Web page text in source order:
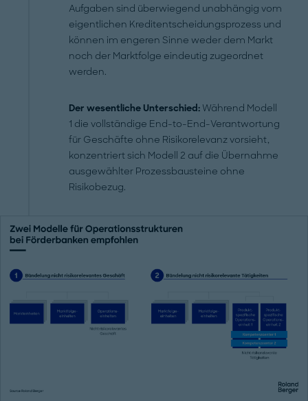
Aufgaben sind überwiegend unabhängig vom
eigentlichen Kreditentscheidungsprozess und
können im engeren Sinne weder dem Markt
noch der Marktfolge eindeutig zugeordnet
werden.
Der wesentliche Unterschied: Während Modell
1 die vollständige End-to-End-Verantwortung
für Geschäfte ohne Risikorelevanz vorsieht,
konzentriert sich Modell 2 auf die Übernahme
ausgewählter Prozessbausteine ohne
Risikobezug.